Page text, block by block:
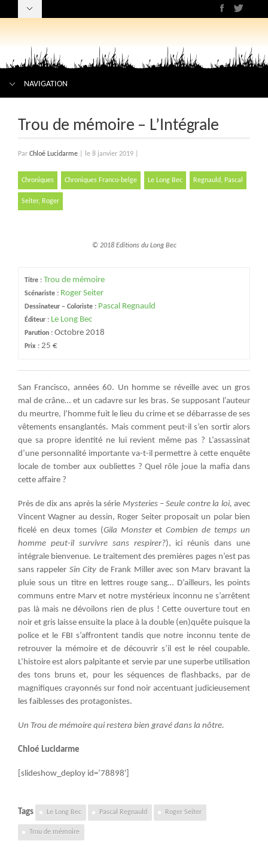
NAVIGATION
Trou de mémoire – L’Intégrale
Par Chloé Lucidarme le 8 janvier 2019
Chroniques Chroniques Franco-belge Le Long Bec Regnauld, Pascal
Seiter, Roger
© 2018 Editions du Long Bec
Titre : Trou de mémoire
Scénariste : Roger Seiter
Dessinateur – Coloriste : Pascal Regnauld
Éditeur : Le Long Bec
Parution : Octobre 2018
Prix : 25 €
San Francisco, années 60. Un homme se réveille avec un gros
mal de crâne… et un cadavre sur les bras. Se supposant l’auteur
du meurtre, l’homme fuit le lieu du crime et se débarrasse de ses
vêtements ensanglantés. Mais comment peut-il s’en sortir alors
que sa propre identité ne lui revient même pas ? L’assassinat
d’une personnalité importante va-t-il permettre à cette enquête
locale de tomber aux oubliettes ? Quel rôle joue la mafia dans
cette affaire ?
Près de dix ans après la série Mysteries – Seule contre la loi,avec
Vincent Wagner au dessin, Roger Seiter proposait un polar bien
ficelé en deux tomes (Gila MonsteretCombien de temps un
homme peut-il survivre sans respirer?), ici réunis dans une
intégrale bienvenue. Le traitement des premières pages n’est pas
sans rappeler Sin City de Frank Miller avec son Marv bravant la
pluie sous un titre en lettres rouge sang… D’ailleurs, les points
communs entre Marv et notre mystérieux inconnu ne s’arrêtent
pas là mais ne dévoilons rien de plus ! Cette ouverture tout en
noir et gris laisse ensuite la place à la double (en)quête puisque la
police et le FBI s’affrontent tandis que notre inconnu tente de
retrouver la mémoire et de découvrir s’il est le réel coupable.
L’histoire est alors palpitante et servie par une superbe utilisation
des tons bruns et, pour les séquences de flashbacks, par de
magnifiques crayonnés sur fond noir accentuant judicieusement
les faiblesses des protagonistes.
Un Trou de mémoire qui restera bien gravé dans la nôtre.
Chloé Lucidarme
[slideshow_deploy id=’78898′]
Tags Le Long Bec Pascal Regnauld Roger Seiter
Trou de mémoire